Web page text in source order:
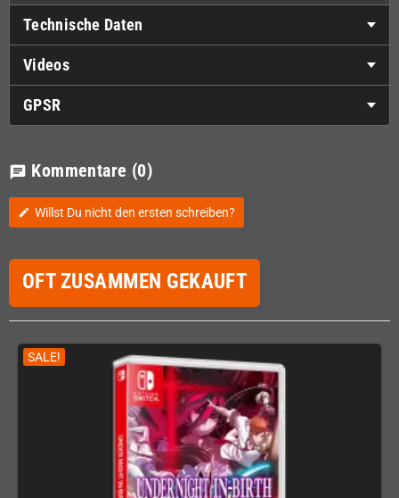
Technische Daten
Videos
GPSR
chat Kommentare (0)
edit Willst Du nicht den ersten schreiben?
OFT ZUSAMMEN GEKAUFT
SALE!